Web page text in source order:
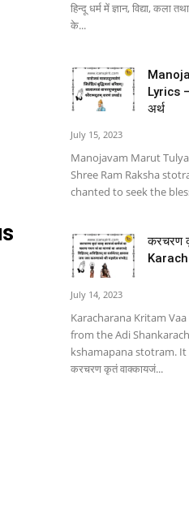
हिन्दू धर्म में ज्ञान, विद्या, कला
के...
Lyrics –
अर्थ
July 15, 2023
Manojavam Marut
Shree Ram Raksha
chanted to seek the
करचरण
July 14, 2023
Karacharana Kritam
from the Adi
kshamapana stotram.
करचरण कृतं वाक्कायजं...